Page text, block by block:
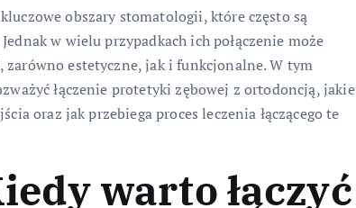
obszary stomatologii, które często są
w wielu przypadkach ich połączenie może
estetyczne, jak i funkcjonalne. W tym
łączenie protetyki zębowej z ortodoncją, jakie
oraz jak przebiega proces leczenia łączącego te
warto łączyć